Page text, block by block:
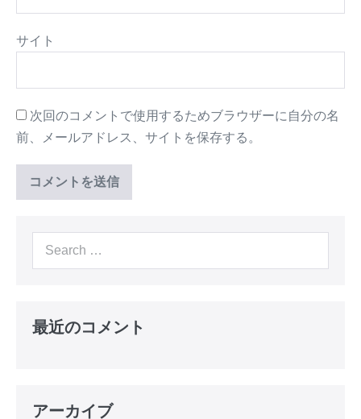
サイト
次回のコメントで使用するためブラウザーに自分の名
前、メールアドレス、サイトを保存する。
Search
最近のコメント
アーカイブ